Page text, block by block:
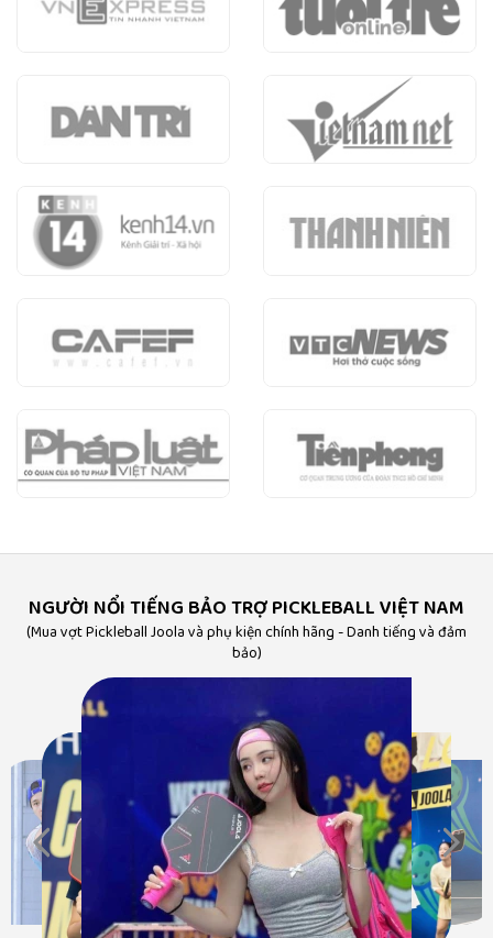
NGƯỜI NỔI TIẾNG BẢO TRỢ PICKLEBALL VIỆT NAM
(Mua vợt Pickleball Joola và phụ kiện chính hãng - Danh tiếng và đảm
bảo)